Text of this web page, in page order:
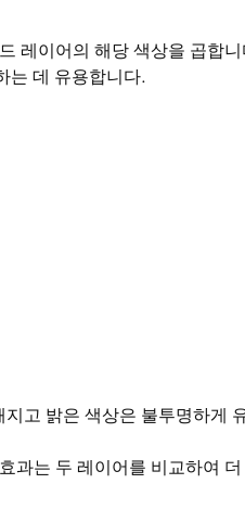
레이어의 해당 색상을 곱합
는 데 유용합니다.
고 밝은 색상은 불투명하게
과는 두 레이어를 비교하여